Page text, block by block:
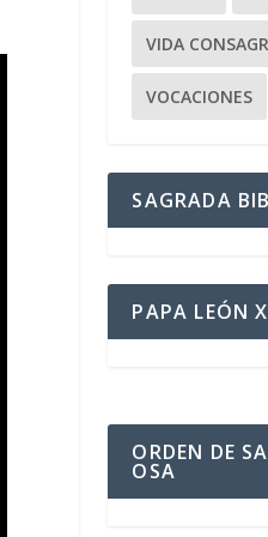
VIDA
VOCACIONES
SAGRADA
PAPA LEÓN
ORDEN DE
OSA